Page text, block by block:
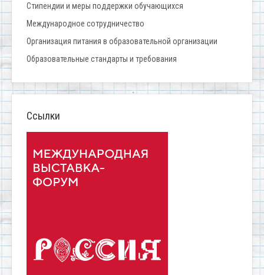
Стипендии и меры поддержки обучающихся
Международное сотрудничество
Организация питания в образовательной организации
Образовательные стандарты и требования
Ссылки